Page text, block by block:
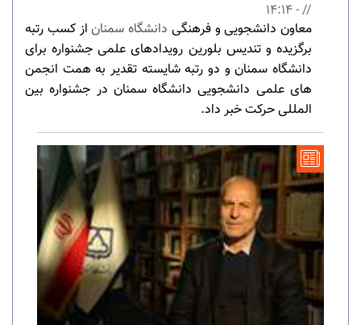
// - 14:14
معاون دانشجویی و فرهنگی دانشگاه سمناناز کسب رتبه
برگزیده و تندیس بلورین رویدادهای علمی جشنواره برای
دانشگاه سمنان و دو رتبه شایسته تقدیر به همت انجمن
های علمی دانشجویی دانشگاه سمنان در جشنواره بین
المللی حرکت خبر داد.